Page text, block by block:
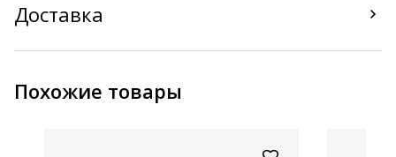
Доставка
Похожие товары